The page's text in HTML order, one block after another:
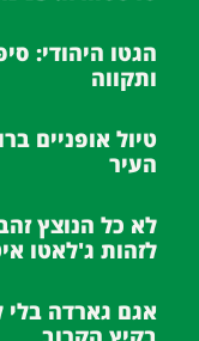
הגטו היהודי:
ותקווה
טיול אופניים
העיר
לא כל הנוצץ
לזהות ג'לאטו
אגם גארדה בלי